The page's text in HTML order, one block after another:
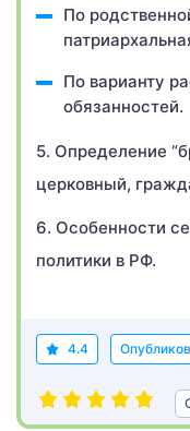
По
По варианту
обязанностей.
5. Определение
церковный,
6. Особенности
политики в РФ.
4.4